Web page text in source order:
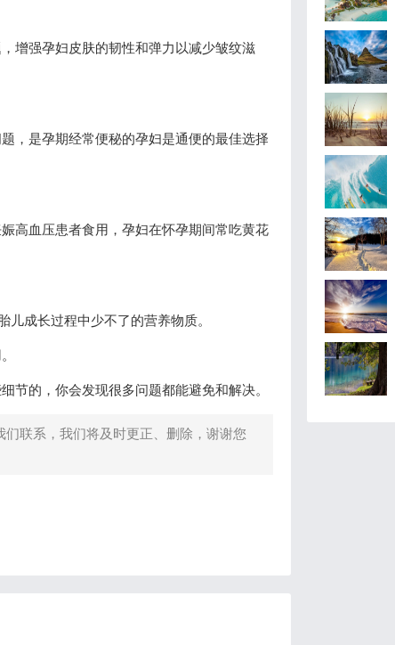
增强孕妇皮肤的韧性和弹力以减少皱纹滋
，是孕期经常便秘的孕妇是通便的最佳选择
高血压患者食用，孕妇在怀孕期间常吃黄花
成长过程中少不了的营养物质。
节的，你会发现很多问题都能避免和解决。
联系，我们将及时更正、删除，谢谢您